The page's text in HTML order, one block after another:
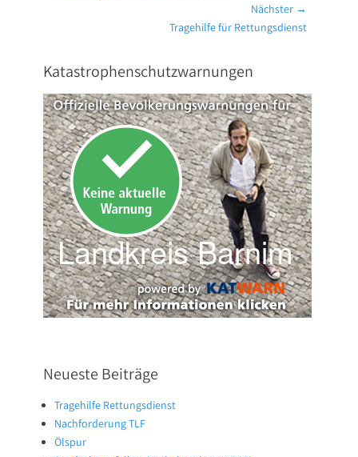
Nächster →
Tragehilfe für Rettungsdienst
Katastrophenschutzwarnungen
Neueste Beiträge
Tragehilfe Rettungsdienst
Nachforderung TLF
Ölspur